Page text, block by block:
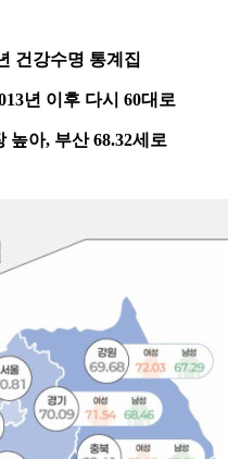
건강수명 통계집
년 이후 다시 60대로
높아, 부산 68.32세로